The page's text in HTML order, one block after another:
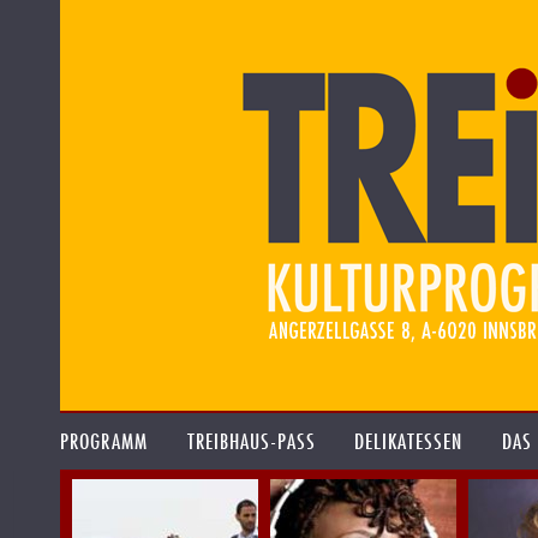
PROGRAMM TREIBHAUS-PASS DELIKATESSEN